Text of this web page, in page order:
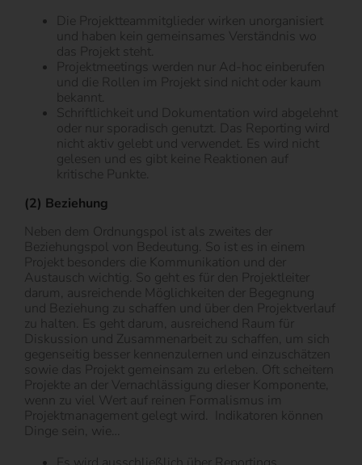
Die Projektteammitglieder wirken unorganisiert
und haben kein gemeinsames Verständnis wo
das Projekt steht.
Projektmeetings werden nur Ad-hoc einberufen
und die Rollen im Projekt sind nicht oder kaum
bekannt.
Schriftlichkeit und Dokumentation wird abgelehnt
oder nur sporadisch genutzt. Das Reporting wird
nicht aktiv gelebt und verwendet. Es wird nicht
gelesen und es gibt keine Reaktionen auf
kritische Punkte.
(2) Beziehung
Neben dem Ordnungspol ist als zweites der
Beziehungspol von Bedeutung. So ist es in einem
Projekt besonders die Kommunikation und der
Austausch wichtig. So geht es für den Projektleiter
darum, ausreichende Möglichkeiten der Begegnung
und Beziehung zu schaffen und über den Projektverlauf
zu halten. Es geht darum, ausreichend Raum für
Diskussion und Zusammenarbeit zu schaffen, um sich
gegenseitig besser kennenzulernen und einzuschätzen
sowie das Projekt gemeinsam zu erleben. Oft scheitern
Projekte an der Vernachlässigung dieser Komponente,
wenn zu viel Wert auf reinen Formalismus im
Projektmanagement gelegt wird. Indikatoren können
Dinge sein, wie…